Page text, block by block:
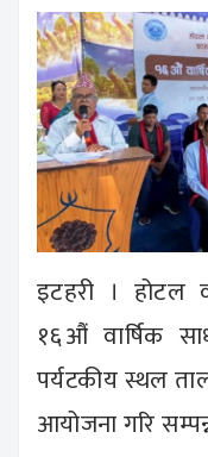
इटहरी । होटल
१६औं वार्षिक
पर्यटकीय स्थल
आयोजना गरि